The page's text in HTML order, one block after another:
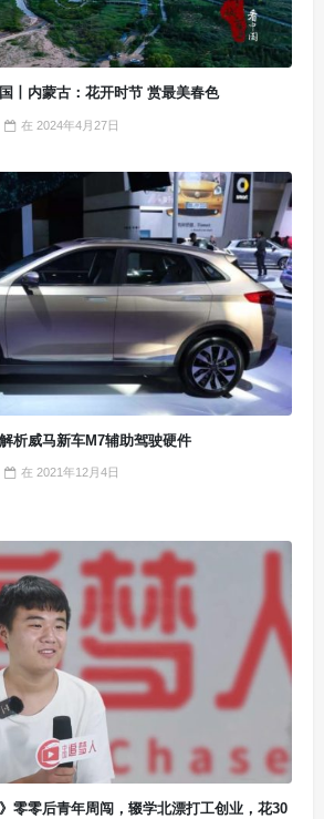
丨内蒙古：花开时节 赏最美春色
在 2024年4月27日
析威马新车M7辅助驾驶硬件
在 2021年12月4日
》零零后青年周闯，辍学北漂打工创业，花30